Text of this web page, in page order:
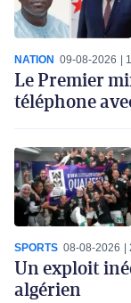
NATION 09-08-2026
Le Premier
téléphone
SPORTS 08-08-2026
Un exploit
algérien